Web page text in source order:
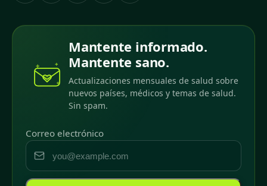
Mantente informado.
Mantente sano.
Actualizaciones mensuales de salud sobre
nuevos países, médicos y temas de salud.
Sin spam.
Correo electrónico